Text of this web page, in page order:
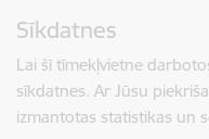
Sīkdatnes
Lai šī tīmekļvietne
sīkdatnes. Ar Jūsu
izmantotas statistikas un